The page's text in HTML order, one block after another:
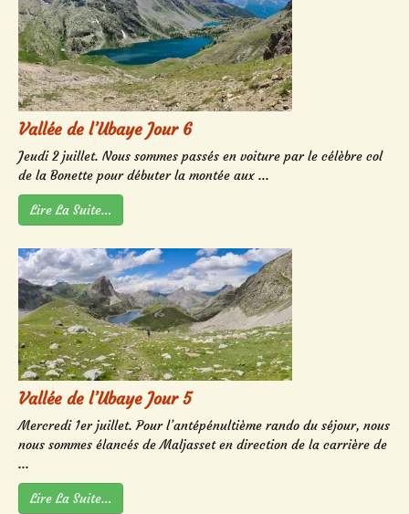
Vallée de l’Ubaye Jour 6
Jeudi 2 juillet. Nous sommes passés en voiture par le célèbre col
de la Bonette pour débuter la montée aux ...
Lire La Suite…
Vallée de l’Ubaye Jour 5
Mercredi 1er juillet. Pour l’antépénultième rando du séjour, nous
nous sommes élancés de Maljasset en direction de la carrière de
...
Lire La Suite…